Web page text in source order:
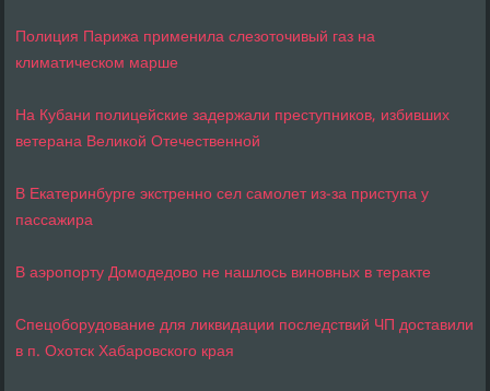
Полиция Парижа применила слезоточивый газ на
климатическом марше
На Кубани полицейские задержали преступников, избивших
ветерана Великой Отечественной
В Екатеринбурге экстренно сел самолет из-за приступа у
пассажира
В аэропорту Домодедово не нашлось виновных в теракте
Спецоборудование для ликвидации последствий ЧП доставили
в п. Охотск Хабаровского края